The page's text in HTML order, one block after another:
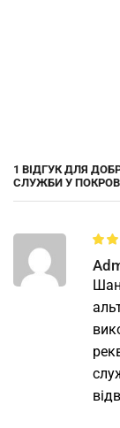
1 ВІДГУК ДЛЯ
СЛУЖБИ У